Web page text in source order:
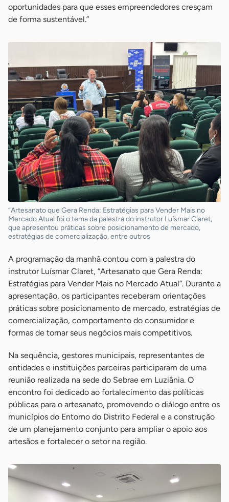
oportunidades para que esses empreendedores cresçam
de forma sustentável.”
“Artesanato que Gera Renda: Estratégias para Vender Mais no
Mercado Atual foi o tema da palestra do instrutor Luísmar Claret,
que apresentou práticas sobre posicionamento de mercado,
estratégias de comercialização, entre outros
A programação da manhã contou com a palestra do
instrutor Luísmar Claret, “Artesanato que Gera Renda:
Estratégias para Vender Mais no Mercado Atual”. Durante a
apresentação, os participantes receberam orientações
práticas sobre posicionamento de mercado, estratégias de
comercialização, comportamento do consumidor e
formas de tornar seus negócios mais competitivos.
Na sequência, gestores municipais, representantes de
entidades e instituições parceiras participaram de uma
reunião realizada na sede do Sebrae em Luziânia. O
encontro foi dedicado ao fortalecimento das políticas
públicas para o artesanato, promovendo o diálogo entre os
municípios do Entorno do Distrito Federal e a construção
de um planejamento conjunto para ampliar o apoio aos
artesãos e fortalecer o setor na região.